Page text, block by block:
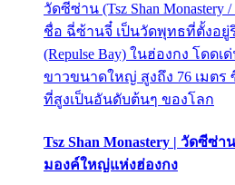
วัดซีซ่าน (Tsz Shan
ชื่อ ฉี่ซ้านจี๋ เป็นวัดพุทธที่ตั้งอยู่
(Repulse Bay) ในฮ่องกง โดด
ขาวขนาดใหญ่ สูงถึง 76 เมตร
ที่สูงเป็นอันดับต้นๆ ของโลก
Tsz Shan Monastery | วัดซีซ่
มองค์ใหญ่แห่งฮ่องกง